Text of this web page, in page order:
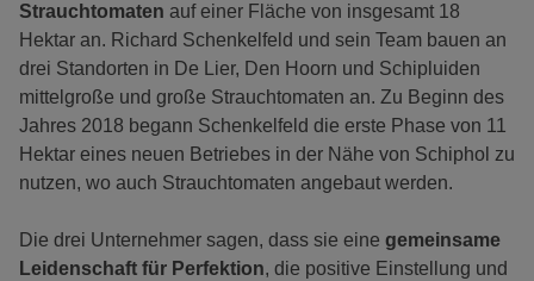
Strauchtomaten auf einer Fläche von insgesamt 18
Hektar an. Richard Schenkelfeld und sein Team bauen an
drei Standorten in De Lier, Den Hoorn und Schipluiden
mittelgroße und große Strauchtomaten an. Zu Beginn des
Jahres 2018 begann Schenkelfeld die erste Phase von 11
Hektar eines neuen Betriebes in der Nähe von Schiphol zu
nutzen, wo auch Strauchtomaten angebaut werden.
Die drei Unternehmer sagen, dass sie eine gemeinsame
Leidenschaft für Perfektion, die positive Einstellung und